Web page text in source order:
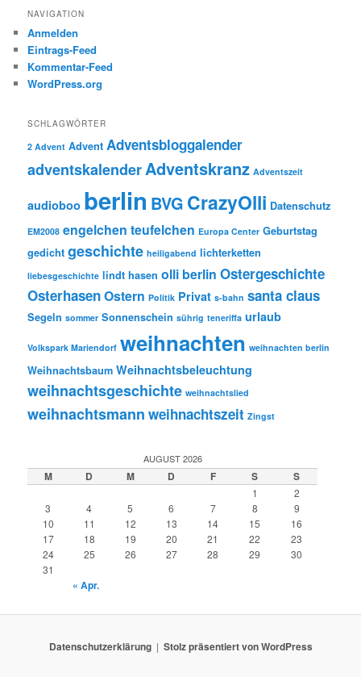
NAVIGATION
Anmelden
Eintrags-Feed
Kommentar-Feed
WordPress.org
SCHLAGWÖRTER
2 Advent Advent Adventsbloggalender
adventskalenderAdventskranz Adventszeit
audioboo berlin BVG CrazyOlli Datenschutz
EM2008 engelchen teufelchen Europa Center Geburtstag
gedicht geschichte heiligabend lichterketten
liebesgeschichte lindt hasen olli berlin Ostergeschichte
OsterhasenOstern Politik Privat s-bahn santa claus
Segeln sommer Sonnenschein sührig teneriffa urlaub
Volkspark Mariendorf weihnachten weihnachten berlin
Weihnachtsbaum Weihnachtsbeleuchtung
weihnachtsgeschichte weihnachtslied
weihnachtsmann weihnachtszeit Zingst
AUGUST 2026
M D M D F S S
1
2
3
4 5 6 7 8
9
10
11 12 13 14 15
16
17
18 19 20 21 22
23
24
25 26 27 28 29
30
31
« Apr.
Datenschutzerklärung Stolz präsentiert von WordPress